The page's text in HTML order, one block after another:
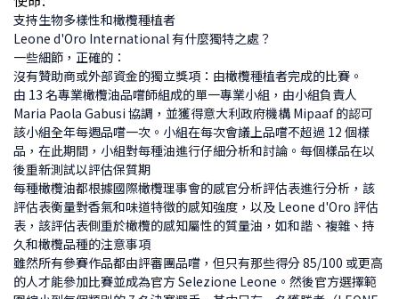
支持生物多樣性和橄欖種植者
Leone d'Oro International 有什麼獨特之處？
一些細節，正確的：
沒有贊助商或外部資金的獨立獎項：由橄欖種植者完成的比賽。
由 13 名專業橄欖油品嚐師組成的單一專業小組，由小組負責人
Maria Paola Gabusi 協調，並獲得意大利政府機構 Mipaaf 的認可
該小組全年每週品嚐一次。小組在每次會議上品嚐不超過 12 個樣
品，在此期間，小組對每種油進行仔細分析和討論。每個樣品在以
後重新測試以評估保質期
每種橄欖油都根據國際橄欖理事會的感官分析評估表進行分析，該
評估表衡量對香氣和味道特徵的感知強度，以及 Leone d'Oro 評估
表，該評估表側重於橄欖的感知屬性的質量油，如和諧、複雜、持
久和橄欖品種的注意事項
雖然所有參賽作品都由評審團品嚐，但只有那些得分 85/100 或更高
的人才能參加比賽並成為官方 Selezione Leone。然後官方選擇範